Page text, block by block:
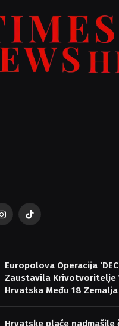
Instagram
TikTok
Europolova Operacija
Zaustavila Krivotvoritelje
Hrvatska Među 18
Hrvatske plaće nadmašile